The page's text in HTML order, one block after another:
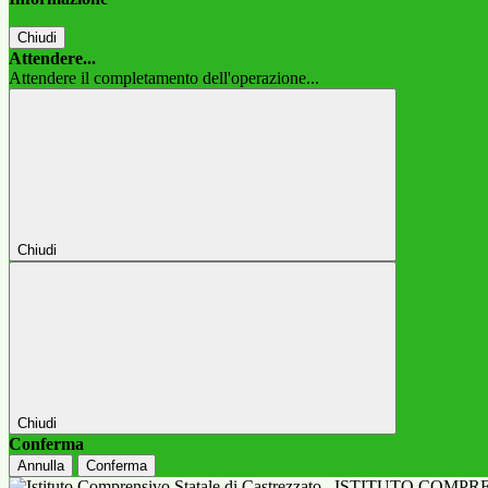
Chiudi
Attendere...
Attendere il completamento dell'operazione...
Chiudi
Chiudi
Conferma
Annulla Conferma